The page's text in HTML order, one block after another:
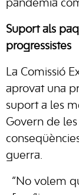
pandèmia
Suport als
progressistes
La Comissió
aprovat una
suport a les
Govern de les
guerra.
“No volem